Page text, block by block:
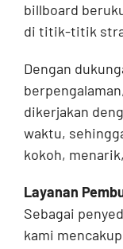
billboard
di titik-titik
Dengan
dikerjakan
waktu,
kokoh,
Layanan
Sebagai
kami